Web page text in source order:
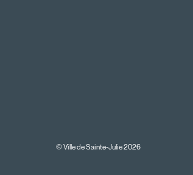
© Ville de Sainte-Julie 2026